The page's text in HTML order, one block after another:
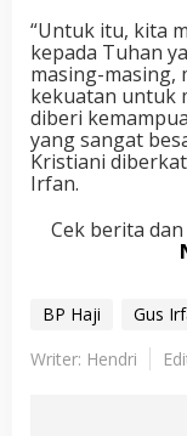
“Untuk itu, kita
kepada Tuhan
masing-masing,
kekuatan untuk
diberi
yang sangat
Kristiani
Irfan.
Cek berita
BP Haji Gus
Writer: Hendri